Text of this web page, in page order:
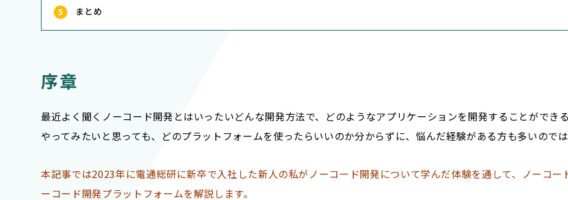
まとめ
序章
最近よく聞くノーコード開発とはいったいどんな開発方法で、どのようなアプリケーションを開発することができ
やってみたいと思っても、どのプラットフォームを使ったらいいのか分からずに、悩んだ経験がある方も多いので
本記事では2023年に電通総研に新卒で入社した新人の私がノーコード開発について学んだ体験を通して、ノーコ
ーコード開発プラットフォームを解説します。